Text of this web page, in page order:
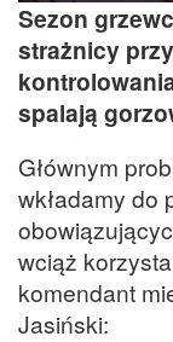
Sezon
strażnicy
spalają
Głównym
wkładamy do
wciąż
komendant
Jasiński: